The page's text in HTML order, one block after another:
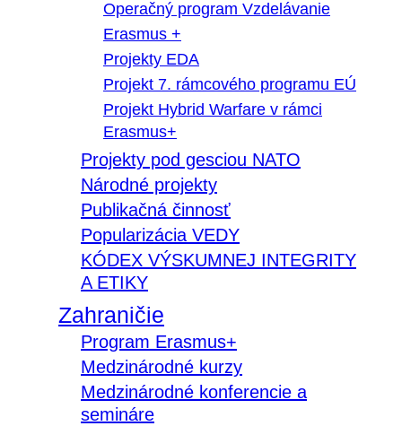
Operačný program Vzdelávanie
Erasmus +
Projekty EDA
Projekt 7. rámcového programu EÚ
Projekt Hybrid Warfare v rámci
Erasmus+
Projekty pod gesciou NATO
Národné projekty
Publikačná činnosť
Popularizácia VEDY
KÓDEX VÝSKUMNEJ INTEGRITY
A ETIKY
Zahraničie
Program Erasmus+
Medzinárodné kurzy
Medzinárodné konferencie a
semináre